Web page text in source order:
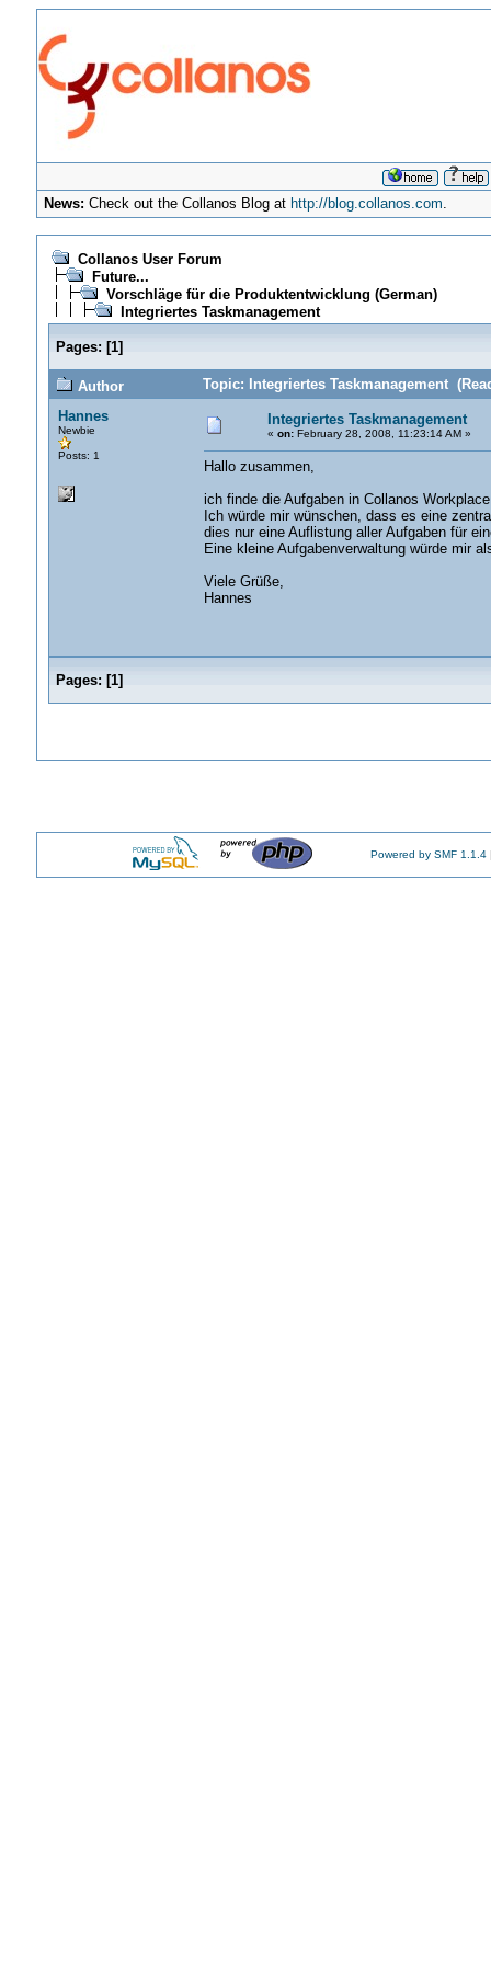
News: Check out the Collanos Blog at http://blog.collanos.com.
Collanos User Forum
Future...
Vorschläge für die Produktentwicklung (German)
Integriertes Taskmanagement
Pages: [1]
Author
Topic: Integriertes Taskmanagement
Hannes
Newbie
Posts: 1
Integriertes Taskmanagement
« on:February 28, 2008, 11:23:14 AM »
Hallo zusammen,
ich finde die Aufgaben in Collanos
Ich würde mir wünschen, dass es eine
dies nur eine Auflistung aller Aufgaben für
Eine kleine Aufgabenverwaltung würde mir
Viele Grüße,
Hannes
Pages: [1]
Powered by SMF 1.1.4